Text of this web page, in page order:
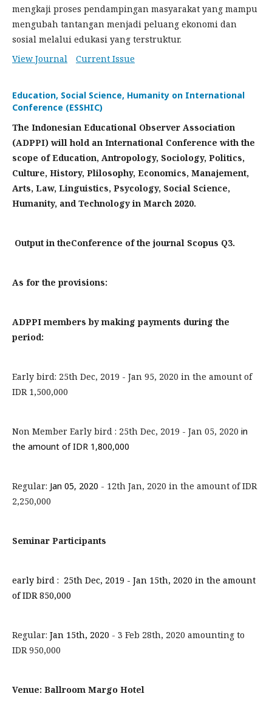
mengkaji proses pendampingan masyarakat yang mampu
mengubah tantangan menjadi peluang ekonomi dan
sosial melalui edukasi yang terstruktur.
View Journal
Current Issue
Education, Social Science, Humanity on International
Conference (ESSHIC)
The Indonesian Educational Observer Association
(ADPPI) will hold an International Conference with the
scope of Education, Antropology, Sociology, Politics,
Culture, History, Plilosophy, Economics, Manajement,
Arts, Law, Linguistics, Psycology, Social Science,
Humanity, and Technology in March 2020.
Output in theConference of the journal Scopus Q3.
As for the provisions:
ADPPI members by making payments during the
period:
Early bird: 25th Dec, 2019 - Jan 95, 2020 in the amount of
IDR 1,500,000
Non Member Early bird : 25th Dec, 2019 - Jan 05, 2020 in
the amount of IDR 1,800,000
Regular: Jan 05, 2020 - 12th Jan, 2020 in the amount of IDR
2,250,000
Seminar Participants
early bird : 25th Dec, 2019 - Jan 15th, 2020 in the amount
of IDR 850,000
Regular: Jan 15th, 2020 - 3 Feb 28th, 2020 amounting to
IDR 950,000
Venue: Ballroom Margo Hotel